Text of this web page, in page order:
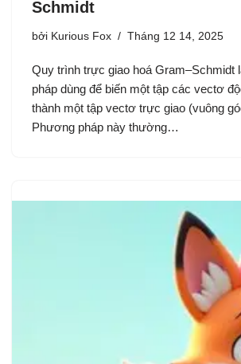
Schmidt
bởi Kurious Fox Tháng 12 14, 2025
Quy trình trực giao hoá Gram–Schmidt
pháp dùng để biến một tập các vectơ
thành một tập vectơ trực giao (vuông
Phương pháp này thường…